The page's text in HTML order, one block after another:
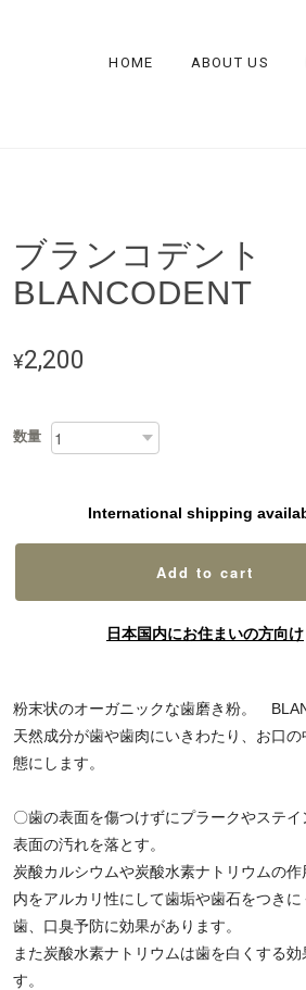
HOME ABOUT US
ブランコデント
BLANCODENT
¥2,200
数量
International shipping
Add to cart
日本国内にお住まいの方向け
粉末状のオーガニックな歯磨き粉。
天然成分が歯や歯肉にいきわたり、お口の
態にします。
〇歯の表面を傷つけずにプラークやステ
表面の汚れを落とす。
炭酸カルシウムや炭酸水素ナトリウムの
内をアルカリ性にして歯垢や歯石をつきに
歯、口臭予防に効果があります。
また炭酸水素ナトリウムは歯を白くする効
す。